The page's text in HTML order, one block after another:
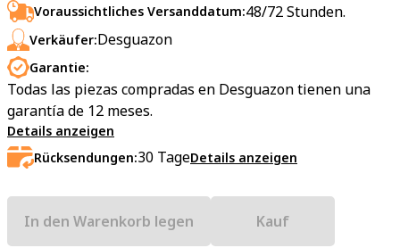
Voraussichtliches Versanddatum:48/72 Stunden.
Verkäufer:Desguazon
Garantie:
Todas las piezas compradas en Desguazon tienen una
garantía de 12 meses.
Details anzeigen
Rücksendungen:30 TageDetails anzeigen
In den Warenkorb legen Kauf